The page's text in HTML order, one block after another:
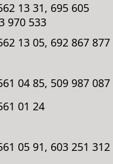
13 31, 695 605
970 533
13 05, 692 867 877
04 85, 509 987 087
01 24
05 91, 603 251 312